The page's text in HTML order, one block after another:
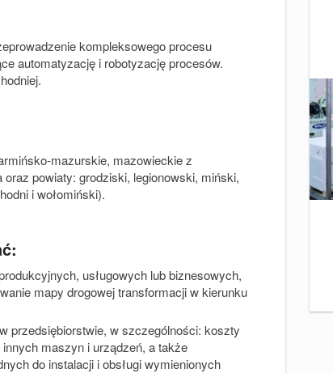
kompleksowego procesu
automatyzację i robotyzację procesów.
mazurskie, mazowieckie z
powiaty: grodziski, legionowski, miński,
i wołomiński).
usługowych lub biznesowych,
mapy drogowej transformacji w kierunku
przedsiębiorstwie, w szczególności: koszty
maszyn i urządzeń, a także
do instalacji i obsługi wymienionych